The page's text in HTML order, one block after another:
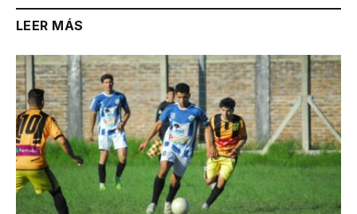
LEER MÁS